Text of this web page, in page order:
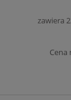
zawiera
Cena